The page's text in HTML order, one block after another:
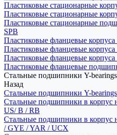
Пластиковые стационарные
Пластиковые стационарные
Пластиковые стационарные
SPB
Пластиковые фланцевые корпуса
Пластиковые фланцевые корпуса
Пластиковые фланцевые корпуса
Пластиковые фланцевые
Стальные подшипники Y-bearings
Назад
Стальные подшипники Y-bearings
Стальные подшипники в корпус
US/ B / RB
Стальные подшипники в корпус
/ GYE / YAR / UCX